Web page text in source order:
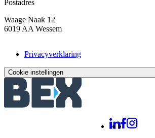
Postadres
Waage Naak 12
6019 AA Wessem
Privacyverklaring
Cookie instellingen